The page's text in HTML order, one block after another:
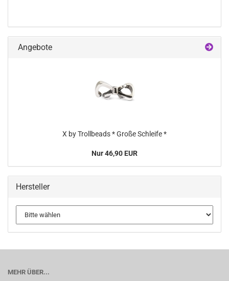
Angebote
X by Trollbeads * Große Schleife *
Nur 46,90 EUR
Hersteller
MEHR ÜBER...